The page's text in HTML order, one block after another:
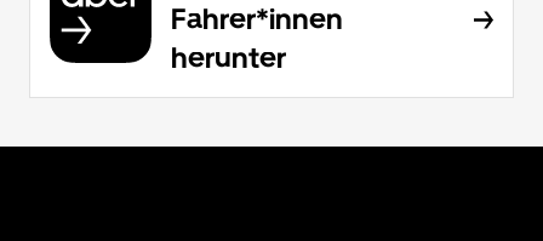
Fahrer*innen
herunter